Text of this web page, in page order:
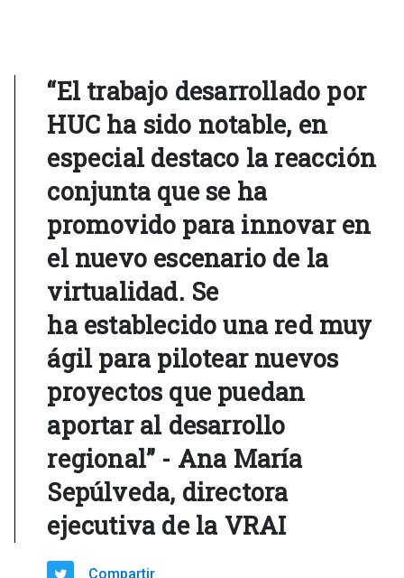
“El trabajo desarrollado por
HUC ha sido notable, en
especial destaco la reacción
conjunta que se ha
promovido para innovar en
el nuevo escenario de la
virtualidad. Se
ha establecido una red muy
ágil para pilotear nuevos
proyectos que puedan
aportar al desarrollo
regional” - Ana María
Sepúlveda, directora
ejecutiva de la VRAI
Compartir